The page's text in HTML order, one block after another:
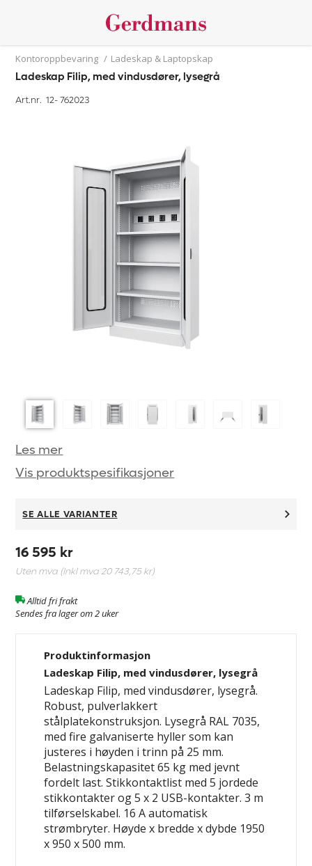
Kontoroppbevaring / Ladeskap & Laptopskap
Ladeskap Filip, med vindusdører, lysegrå
Art.nr. 12-762023
Les mer
Vis produktspesifikasjoner
SE ALLE VARIANTER
16 595 kr
Uten mva (Inkl mva 20 743,75 kr)
Alltid fri frakt
Sendes fra lager om 2 uker
Produktinformasjon
Ladeskap Filip, med vindusdører, lysegrå
Ladeskap Filip, med vindusdører, lysegrå.
Robust, pulverlakkert
stålplatekonstruksjon. Lysegrå RAL 7035,
med fire galvaniserte hyller som kan
justeres i høyden i trinn på 25 mm.
Belastningskapasitet 65 kg med jevnt
fordelt last. Stikkontaktlist med 5 jordede
stikkontakter og 5 x 2 USB-kontakter. 3 m
tilførselskabel. 16 A automatisk
strømbryter. Høyde x bredde x dybde 1950
x 950 x 500 mm.